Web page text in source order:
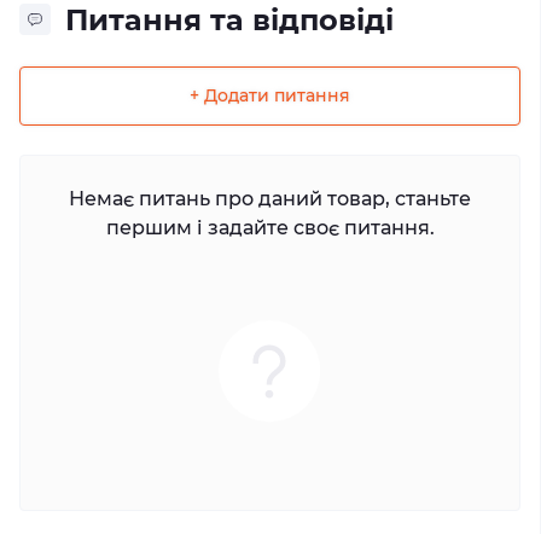
Питання та відповіді
+ Додати питання
Немає питань про даний товар, станьте
першим і задайте своє питання.